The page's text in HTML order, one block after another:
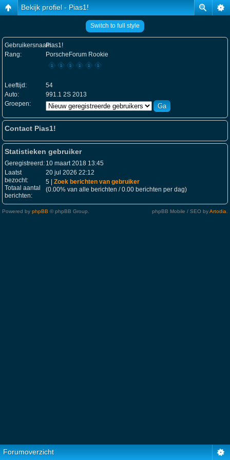
Bekijk profiel - Pias1!
Switch to full style
Gebruikersnaam:Pias1!
Rang:
PorscheForum Rookie
Leeftijd:
54
Auto:
991.1 2S 2013
Groepen:
Contact Pias1!
Statistieken gebruiker
Geregistreerd: 10 maart 2018 13:45
Laatst
bezocht:
20 jul 2026 22:12
Totaal aantal
berichten:
5 | Zoek berichten van gebruiker
(0.00% van alle berichten / 0.00 berichten per dag)
Powered by phpBB © phpBB Group. phpBB Mobile / SEO byArtodia
Forumoverzicht